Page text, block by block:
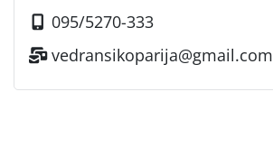
095/5270-333
vedransikoparija@gmail.com